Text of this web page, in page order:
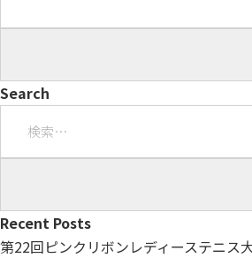
Search
Recent Posts
第22回ピンクリボンレディーステニ